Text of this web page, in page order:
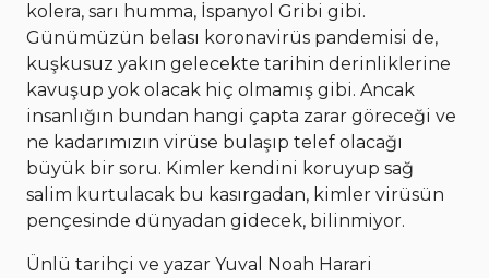
kolera, sarı humma, İspanyol Gribi gibi.
Günümüzün belası koronavirüs pandemisi de,
kuşkusuz yakın gelecekte tarihin derinliklerine
kavuşup yok olacak hiç olmamış gibi. Ancak
insanlığın bundan hangi çapta zarar göreceği ve
ne kadarımızın virüse bulaşıp telef olacağı
büyük bir soru. Kimler kendini koruyup sağ
salim kurtulacak bu kasırgadan, kimler virüsün
pençesinde dünyadan gidecek, bilinmiyor.
Ünlü tarihçi ve yazar Yuval Noah Harari